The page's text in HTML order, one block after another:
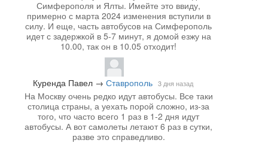
Симферополя и Ялты. Имейте это ввиду,
примерно с марта 2024 изменения вступили в
силу. И еще, часть автобусов на Симферополь
идет с задержкой в 5-7 минут, я домой езжу на
10.00, так он в 10.05 отходит!
Куренда Павел→ Ставрополь 3 дня назад
На Москву очень редко идут автобусы. Все таки
столица страны, а уехать порой сложно, из-за
того, что часто всего 1 раз в 1-2 дня идут
автобусы. А вот самолеты летают 6 раз в сутки,
разве это справедливо.